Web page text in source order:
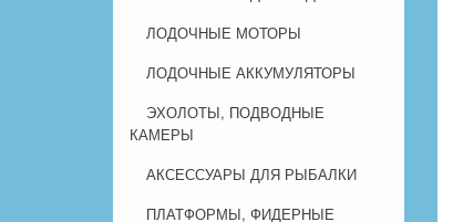
ЛОДОЧНЫЕ МОТОРЫ
ЛОДОЧНЫЕ АККУМУЛЯТОРЫ
ЭХОЛОТЫ, ПОДВОДНЫЕ
КАМЕРЫ
АКСЕССУАРЫ ДЛЯ РЫБАЛКИ
ПЛАТФОРМЫ, ФИДЕРНЫЕ